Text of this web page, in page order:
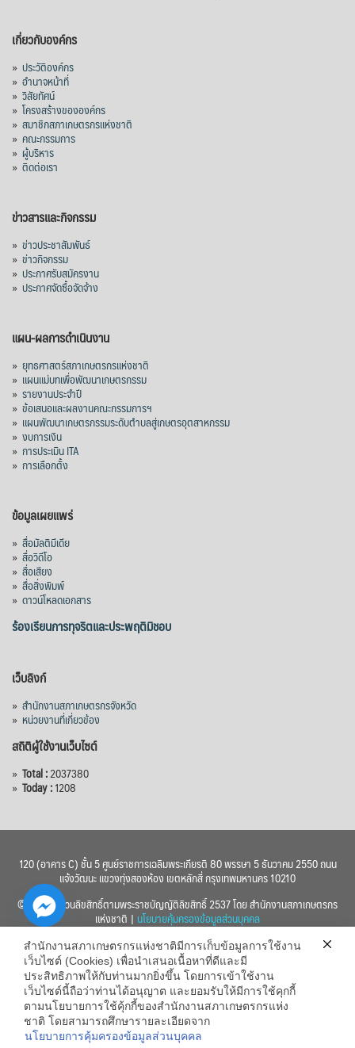
เกี่ยวกับองค์กร
» ประวัติองค์กร
» อำนาจหน้าที่
» วิสัยทัศน์
» โครงสร้างขององค์กร
» สมาชิกสภาเกษตรกรแห่งชาติ
» คณะกรรมการ
» ผู้บริหาร
» ติดต่อเรา
ข่าวสารและกิจกรรม
» ข่าวประชาสัมพันธ์
» ข่าวกิจกรรม
» ประกาศรับสมัครงาน
» ประกาศจัดซื้อจัดจ้าง
แผน-ผลการดำเนินงาน
» ยุทธศาสตร์สภาเกษตรกรแห่งชาติ
» แผนแม่บทเพื่อพัฒนาเกษตรกรรม
» รายงานประจำปี
» ข้อเสนอและผลงานคณะกรรมการฯ
» แผนพัฒนาเกษตรกรรมระดับตำบลสู่เกษตรอุตสาหกรรม
» งบการเงิน
» การประเมิน ITA
» การเลือกตั้ง
ข้อมูลเผยแพร่
» สื่อมัลติมีเดีย
» สื่อวิดีโอ
» สื่อเสียง
» สื่อสิ่งพิมพ์
» ดาวน์โหลดเอกสาร
ร้องเรียนการทุจริตและประพฤติมิชอบ
เว็บลิงก์
» สำนักงานสภาเกษตรกรจังหวัด
» หน่วยงานที่เกี่ยวข้อง
สถิติผู้ใช้งานเว็บไซต์
» Total :2037380
» Today :1208
120 (อาคาร C) ชั้น 5 ศูนย์ราชการเฉลิมพระเกียรติ 80 พรรษา 5 ธันวาคม 2550 ถนน
แจ้งวัฒนะ แขวงทุ่งสองห้อง เขตหลักสี่ กรุงเทพมหานคร 10210
© 2560 สงวนลิขสิทธิ์ตามพระราชบัญญัติลิขสิทธิ์ 2537 โดย สำนักงานสภาเกษตรกร
แห่งชาติ | นโยบายคุ้มครองข้อมูลส่วนบุคคล
สำนักงานสภาเกษตรกรแห่งชาติมีการเก็บข้อมูลการใช้งาน
เว็บไซต์ (Cookies) เพื่อนำเสนอเนื้อหาที่ดีและมี
ประสิทธิภาพให้กับท่านมากยิ่งขึ้น โดยการเข้าใช้งาน
เว็บไซต์นี้ถือว่าท่านได้อนุญาต และยอมรับให้มีการใช้คุกกี้
ตามนโยบายการใช้คุ้กกี้ของสำนักงานสภาเกษตรกรแห่ง
ชาติ โดยสามารถศึกษารายละเอียดจาก
นโยบายการคุ้มครองข้อมูลส่วนบุคคล
Hide
chaty